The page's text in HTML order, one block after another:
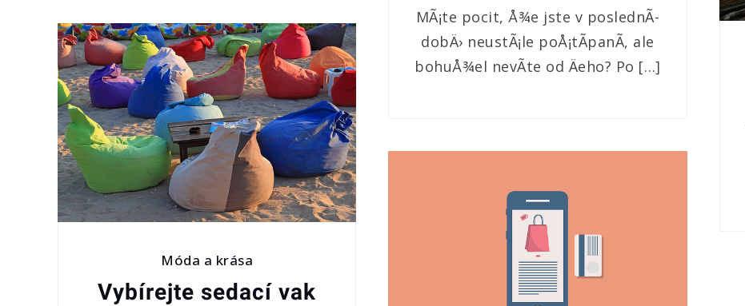
MÃ¡te pocit, Å¾e jste v poslednÃ­
dobÄ› neustÃ¡le poÅ¡tÃ­panÃ­, ale
bohuÅ¾el nevÃ­te od Äeho? Po […]
Móda a krása
Vybírejte sedací vak